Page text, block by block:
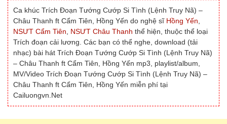
Ca khúc Trích Đoạn Tướng Cướp Si Tình (Lệnh Truy Nã) –
Châu Thanh ft Cẩm Tiên, Hồng Yến do nghệ sĩ Hồng Yến
NSƯT Cẩm Tiên
NSƯT Châu Thanh thể hiện, thuộc thể loại
Trích đoạn cải lương. Các bạn có thể nghe, download (tải
nhạc) bài hát Trích Đoạn Tướng Cướp Si Tình (Lệnh Truy Nã)
– Châu Thanh ft Cẩm Tiên, Hồng Yến mp3, playlist/album,
MV/Video Trích Đoạn Tướng Cướp Si Tình (Lệnh Truy Nã) –
Châu Thanh ft Cẩm Tiên, Hồng Yến miễn phí tại
Cailuongvn.Net